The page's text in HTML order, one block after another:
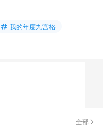
我的年度九宫格
全部